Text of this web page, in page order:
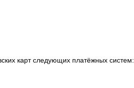
карт следующих платёжных систем: